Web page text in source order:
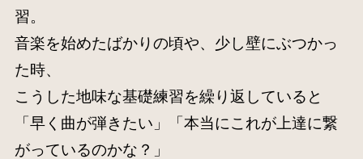
習。
音楽を始めたばかりの頃や、少し壁にぶつかっ
た時、
こうした地味な基礎練習を繰り返していると
「早く曲が弾きたい」「本当にこれが上達に繋
がっているのかな？」